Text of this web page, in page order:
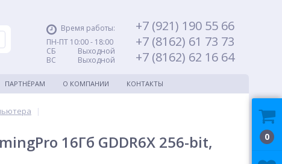
Время работы:
ПН-ПТ 10:00 - 18:00
СБ Выходной
ВС Выходной
+7 (921) 190 55 66
+7 (8162) 61 73 73
+7 (8162) 62 16 64
ПАРТНЁРАМ О КОМПАНИИ КОНТАКТЫ
|
16Гб GDDR6X 256-bit, 0